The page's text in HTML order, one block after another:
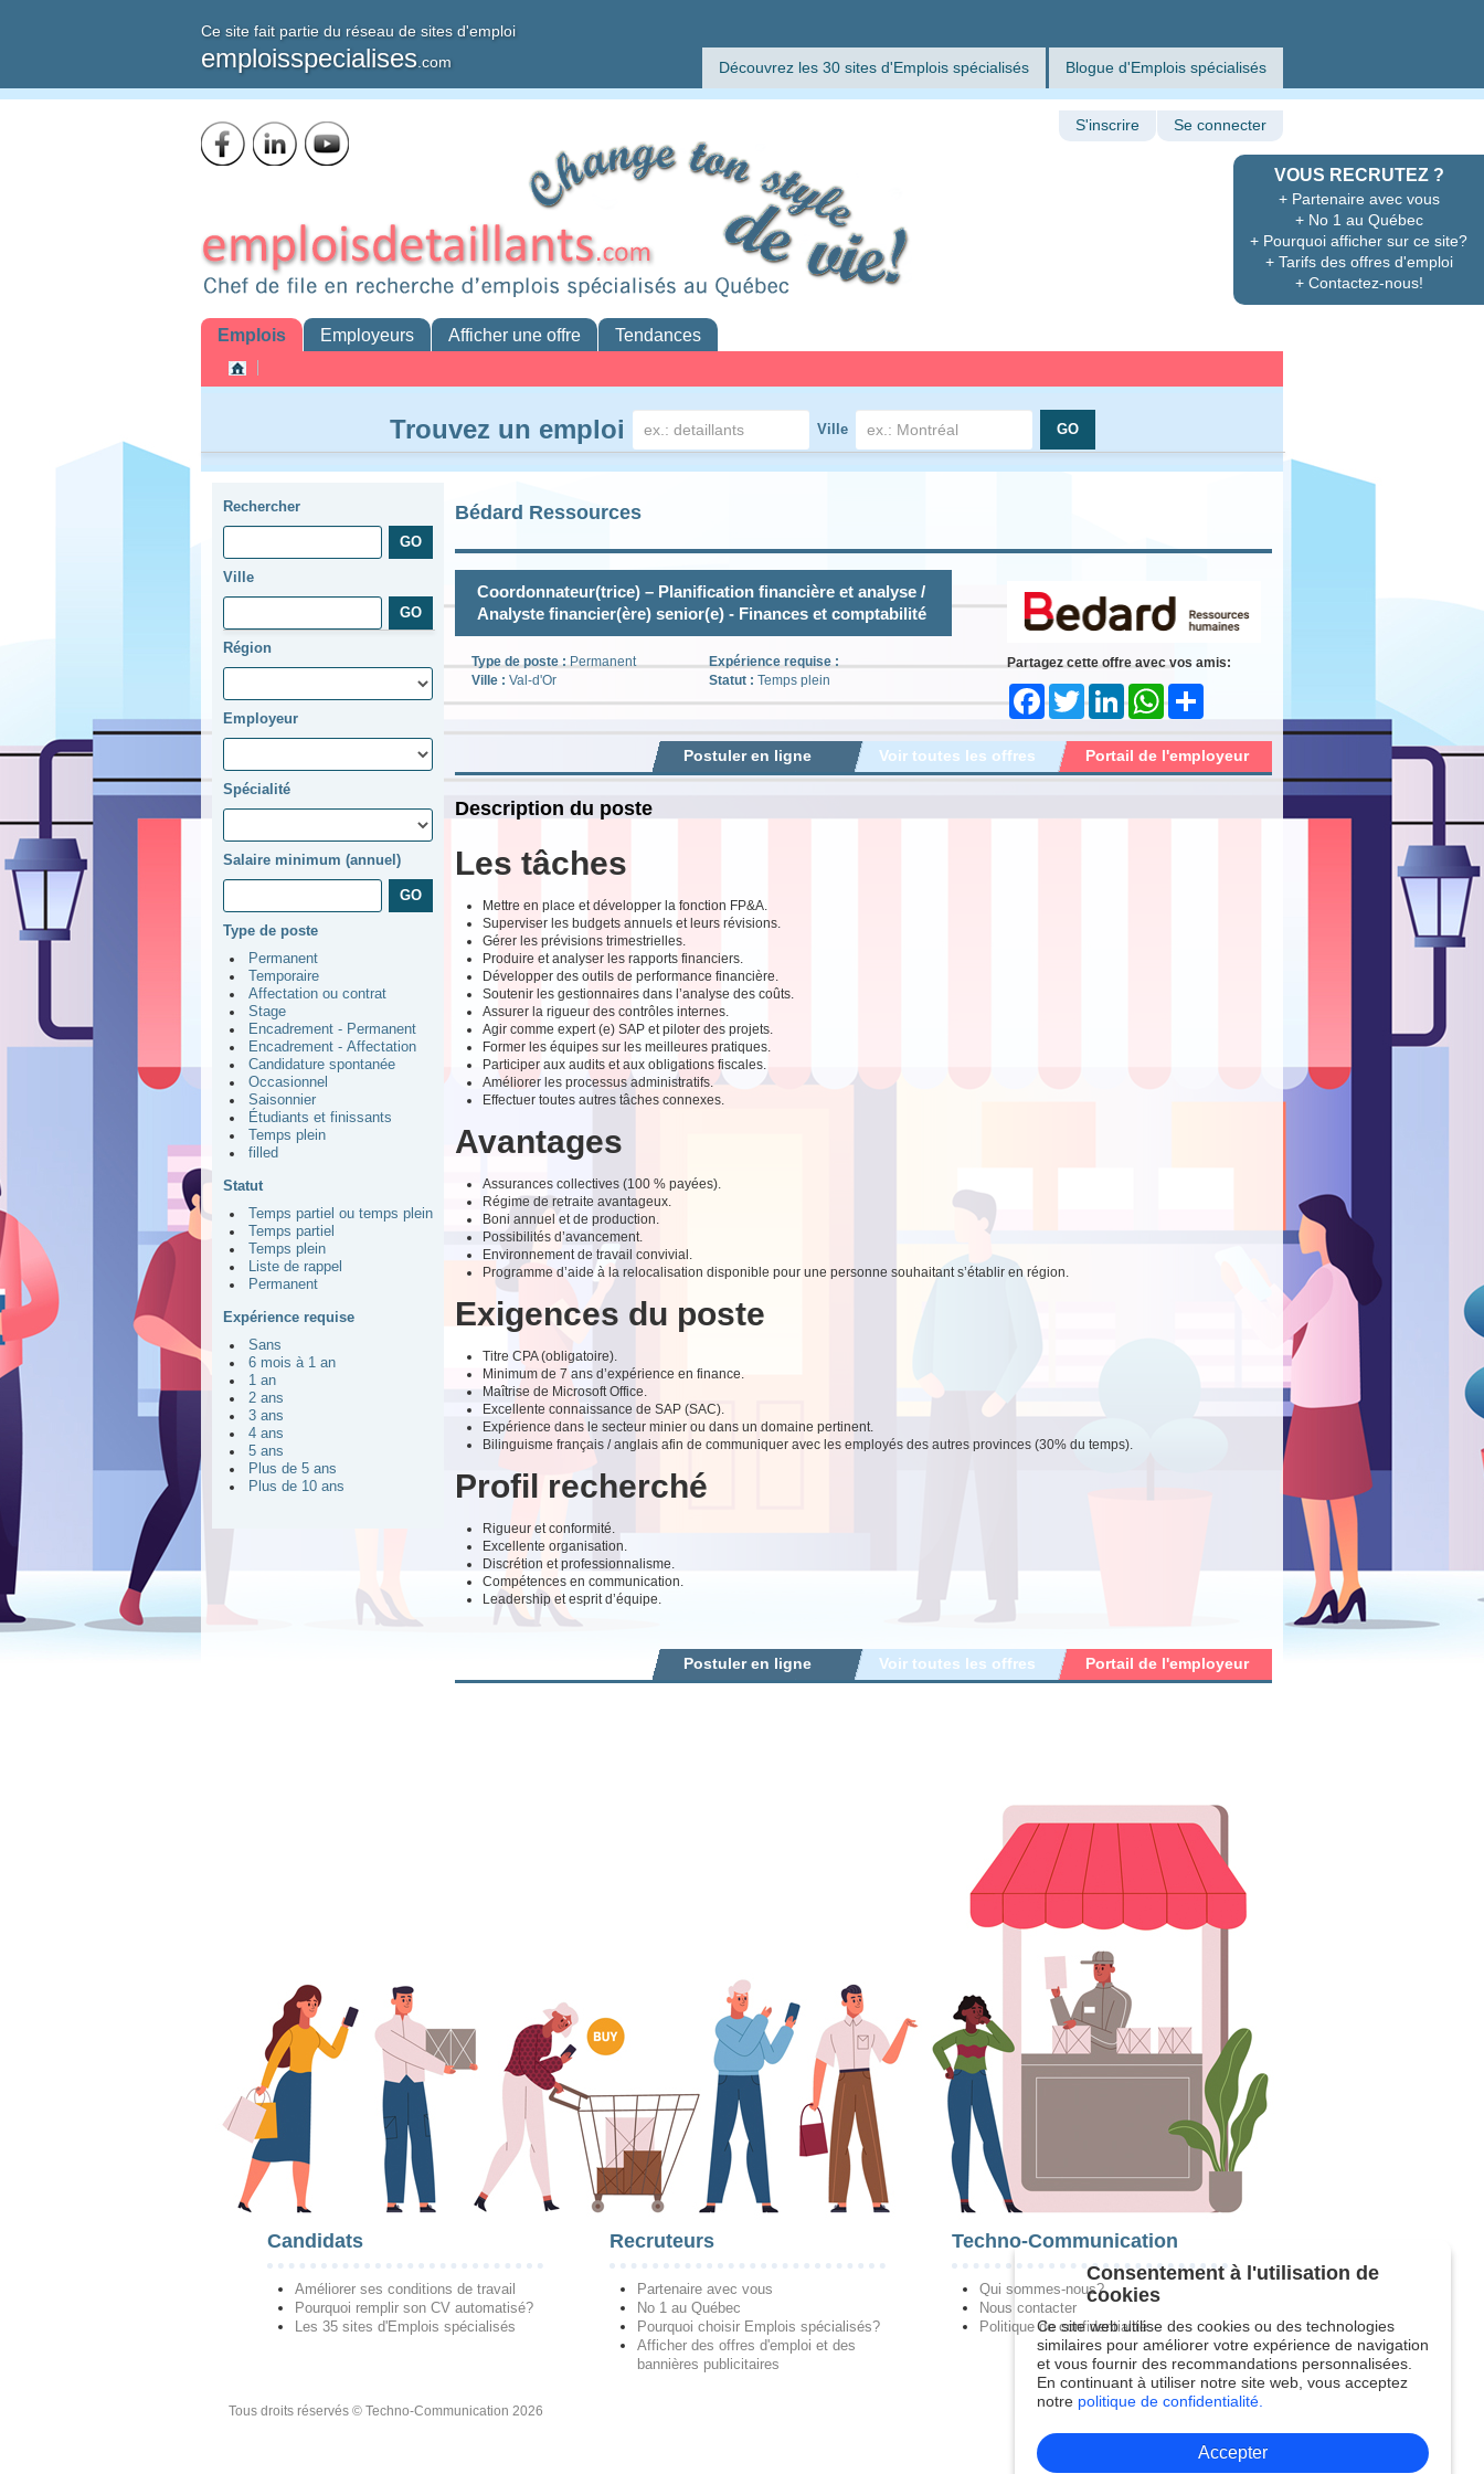
Ce site fait partie du réseau de sites d'emploi
emploisspecialises .com Découvrez les 30 sites d'Emplois spécialisés Blogue d'Emplois spécialisés
VOUS RECRUTEZ ?
+ Partenaire avec vous
+ No 1 au Québec
+ Pourquoi afficher sur ce site?
+ Tarifs des offres d'emploi
+ Contactez-nous!
S'inscrire Se connecter
Emplois Employeurs Afficher une offre Tendances
Trouvez un emploi Ville
Rechercher
Ville
Région
Employeur
Spécialité
Salaire minimum (annuel)
Type de poste
Permanent
Temporaire
Affectation ou contrat
Stage
Encadrement - Permanent
Encadrement - Affectation
Candidature spontanée
Occasionnel
Saisonnier
Étudiants et finissants
Temps plein
filled
Statut
Temps partiel ou temps plein
Temps partiel
Temps plein
Liste de rappel
Permanent
Expérience requise
Sans
6 mois à 1 an
1 an
2 ans
3 ans
4 ans
5 ans
Plus de 5 ans
Plus de 10 ans
Bédard Ressources
Coordonnateur(trice) – Planification financière et analyse /
Analyste financier(ère) senior(e) - Finances et comptabilité
Type de poste :Permanent
Ville : Val-d'Or
Expérience requise :
Statut : Temps plein
Partagez cette offre avec vos amis:
FacebookTwitter LinkedInWhatsApp
Portail de l'employeur
Voir toutes les offres
Postuler en ligne
Description du poste
Les tâches
Mettre en place et développer la fonction FP&A.
Superviser les budgets annuels et leurs révisions.
Gérer les prévisions trimestrielles.
Produire et analyser les rapports financiers.
Développer des outils de performance financière.
Soutenir les gestionnaires dans l’analyse des coûts.
Assurer la rigueur des contrôles internes.
Agir comme expert (e) SAP et piloter des projets.
Former les équipes sur les meilleures pratiques.
Participer aux audits et aux obligations fiscales.
Améliorer les processus administratifs.
Effectuer toutes autres tâches connexes.
Avantages
Assurances collectives (100 % payées).
Régime de retraite avantageux.
Boni annuel et de production.
Possibilités d’avancement.
Environnement de travail convivial.
Programme d’aide à la relocalisation disponible pour une personne souhaitant s’établir en région.
Exigences du poste
Titre CPA (obligatoire).
Minimum de 7 ans d’expérience en finance.
Maîtrise de Microsoft Office.
Excellente connaissance de SAP (SAC).
Expérience dans le secteur minier ou dans un domaine pertinent.
Bilinguisme français / anglais afin de communiquer avec les employés des autres provinces (30% du temps).
Profil recherché
Rigueur et conformité.
Excellente organisation.
Discrétion et professionnalisme.
Compétences en communication.
Leadership et esprit d’équipe.
Portail de l'employeur
Voir toutes les offres
Postuler en ligne
Candidats
Améliorer ses conditions de travail
Pourquoi remplir son CV automatisé?
Les 35 sites d'Emplois spécialisés
Recruteurs
Partenaire avec vous
No 1 au Québec
Pourquoi choisir Emplois spécialisés?
Afficher des offres d'emploi et des
bannières publicitaires
Techno-Communication
Qui sommes-nous?
Nous contacter
Politique de confidentialité
Tous droits réservés © Techno-Communication 2026
Consentement à l'utilisation de
cookies
Ce site web utilise des cookies ou des technologies
similaires pour améliorer votre expérience de navigation
et vous fournir des recommandations personnalisées.
En continuant à utiliser notre site web, vous acceptez
notre politique de confidentialité.
Accepter